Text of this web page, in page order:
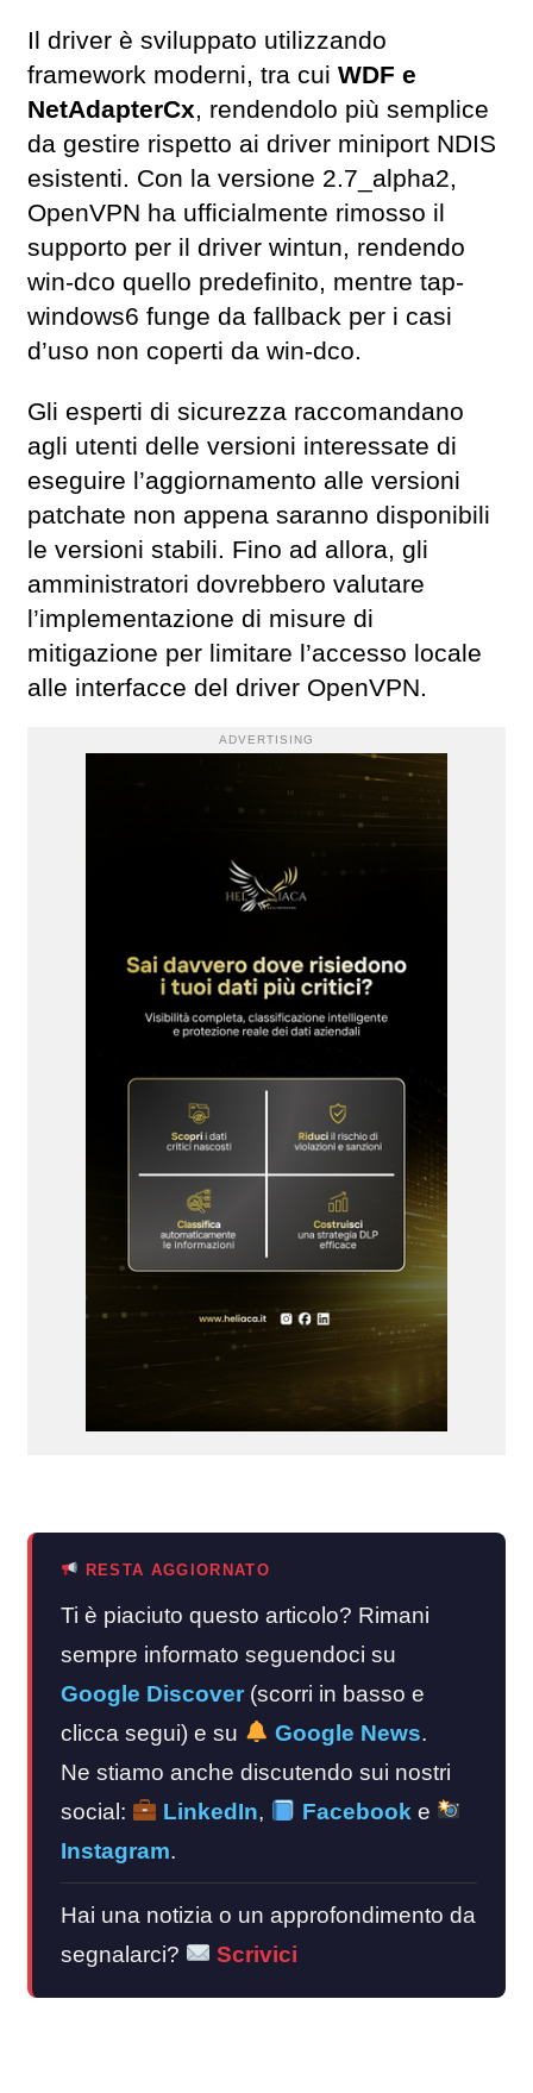
Il driver è sviluppato utilizzando
framework moderni, tra cui WDF e
NetAdapterCx, rendendolo più semplice
da gestire rispetto ai driver miniport NDIS
esistenti. Con la versione 2.7_alpha2,
OpenVPN ha ufficialmente rimosso il
supporto per il driver wintun, rendendo
win-dco quello predefinito, mentre tap-
windows6 funge da fallback per i casi
d’uso non coperti da win-dco.
Gli esperti di sicurezza raccomandano
agli utenti delle versioni interessate di
eseguire l’aggiornamento alle versioni
patchate non appena saranno disponibili
le versioni stabili. Fino ad allora, gli
amministratori dovrebbero valutare
l’implementazione di misure di
mitigazione per limitare l’accesso locale
alle interfacce del driver OpenVPN.
ADVERTISING
RESTA AGGIORNATO
Ti è piaciuto questo articolo? Rimani
sempre informato seguendoci su
Google Discover (scorri in basso e
clicca segui) e su
Google News.
Ne stiamo anche discutendo sui nostri
social:
LinkedIn, Facebook e
Instagram.
Hai una notizia o un approfondimento da
segnalarci?
Scrivici